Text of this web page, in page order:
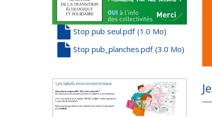
Stop pub seul.pdf (1.0 Mo)
Stop pub_planches.pdf (3.0 Mo)